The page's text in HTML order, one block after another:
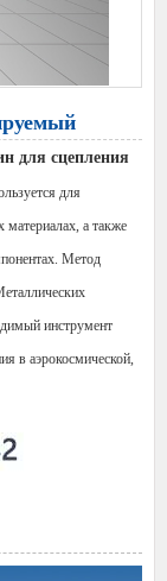
для сцепления
для
материалах, а также
Метод
инструмент
в аэрокосмической,